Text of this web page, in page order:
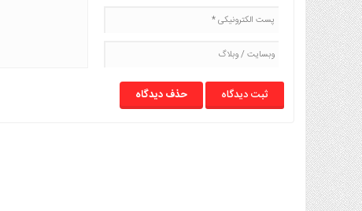
حذف دیدگاه